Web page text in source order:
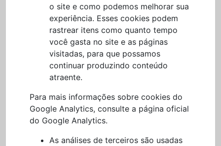
o site e como podemos melhorar sua
experiência. Esses cookies podem
rastrear itens como quanto tempo
você gasta no site e as páginas
visitadas, para que possamos
continuar produzindo conteúdo
atraente.
Para mais informações sobre cookies do
Google Analytics, consulte a página oficial
do Google Analytics.
As análises de terceiros são usadas